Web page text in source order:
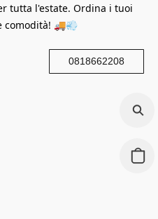
tutta l'estate. Ordina i tuoi
comodità! 🚚💨
0818662208